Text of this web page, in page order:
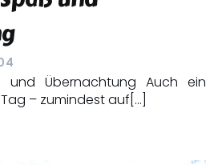
und Übernachtung Auch ein
– zumindest auf[…]